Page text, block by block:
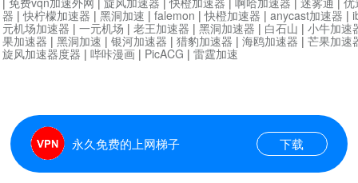
永久免费的上网梯子 下载
器 |快柠檬加速器 | 黑洞加速 | falemon |快橙加速器 | anycast加速器 |
元机场加速器 | 一元机场 | 老王加速器 | 黑洞加速器 | 白石山 | 小牛加速
果加速器 | 黑洞加速 | 银河加速器 | 猎豹加速器 | 海鸥加速器 | 芒果加速
旋风加速器度器 | 哔咔漫画 | PicACG | 雷霆加速